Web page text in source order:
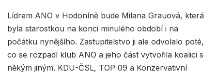
Lídrem ANO v Hodoníně bude Milana Grauová, která
byla starostkou na konci minulého období i na
počátku nynějšího. Zastupitelstvo ji ale odvolalo poté,
co se rozpadl klub ANO a jeho část vytvořila koalici s
někým jiným. KDU-ČSL, TOP 09 a Konzervativní